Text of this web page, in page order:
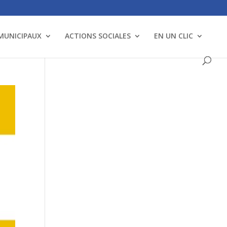
ACTIONS SOCIALES EN UN CLIC